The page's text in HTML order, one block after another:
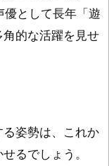
優として長年「遊
的な活躍を見せ
姿勢は、これか
るでしょう。